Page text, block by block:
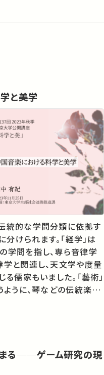
と美学
統的な学問分類に依拠す
分けられます。「経学」は
学問を指し、専ら音律学
学と関連し、天文学や度量
る儒家もいました。「藝術」
ように、琴などの伝統楽器
囲碁や書、絵画とともに
科学・技術であり、藝術で
…
る──ゲーム研究の現